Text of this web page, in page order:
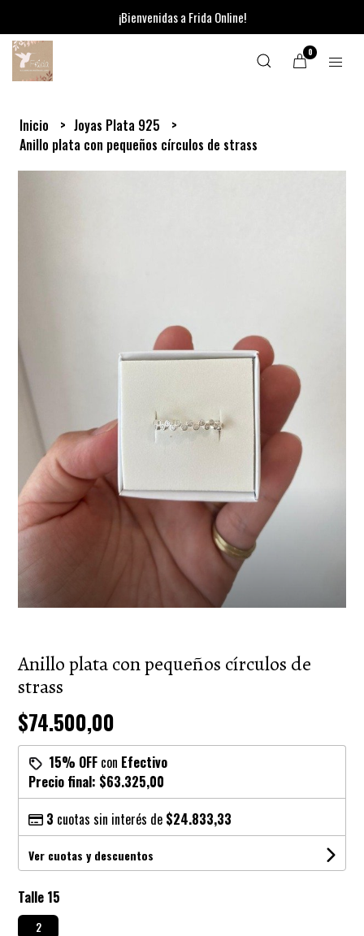
¡Bienvenidas a Frida Online!
0
Inicio
Joyas Plata 925
Anillo plata con pequeños círculos de strass
Anillo plata con pequeños círculos de
strass
$74.500,00
15% OFF con Efectivo
Precio final: $63.325,00
3 cuotas sin interés de $24.833,33
Ver cuotas y descuentos
Talle 15
2